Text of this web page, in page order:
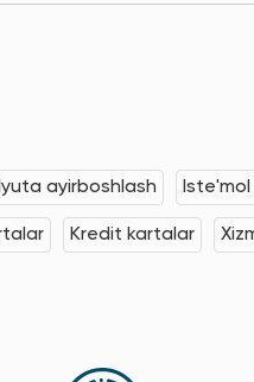
ayirboshlash
Kredit kartalar